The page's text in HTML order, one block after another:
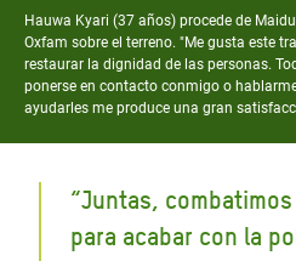
Hauwa Kyari (37 años) procede de
Oxfam sobre el terreno. "Me gusta este
restaurar la dignidad de las personas.
ponerse en contacto conmigo o
ayudarles me produce una gran
“Juntas,
para acabar con la